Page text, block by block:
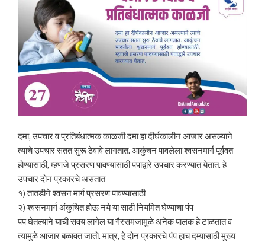
दमा, उपचार व प्रतिबंधात्मक काळजी दमा हा दीर्घकालीन आजार असल्याने
त्याचे उपचार सतत सुरू ठेवावे लागतात. आकुंचन पावलेला श्वसनमार्ग पूर्ववत
होण्यासाठी, म्हणजे प्रसरण पावण्यासाठी पंपाद्वारे उपचार करण्यात येतात. हे
उपचार दोन प्रकारचे असतात –
१) तातडीने श्‍वसन मार्ग प्रसरण पावण्यासाठी
२) श्‍वसनमार्ग अंकुचित होऊ नये या साठी नियमित घेण्याचा पंप
पंप घेतल्याने याची सवय लागेल या गैरसमजामुळे अनेक पालक हे टाळतात व
त्यामुळे आजार बळावत जातो. मात्र, हे दोन प्रकारचे पंप हाच दम्यासाठी मुख्य